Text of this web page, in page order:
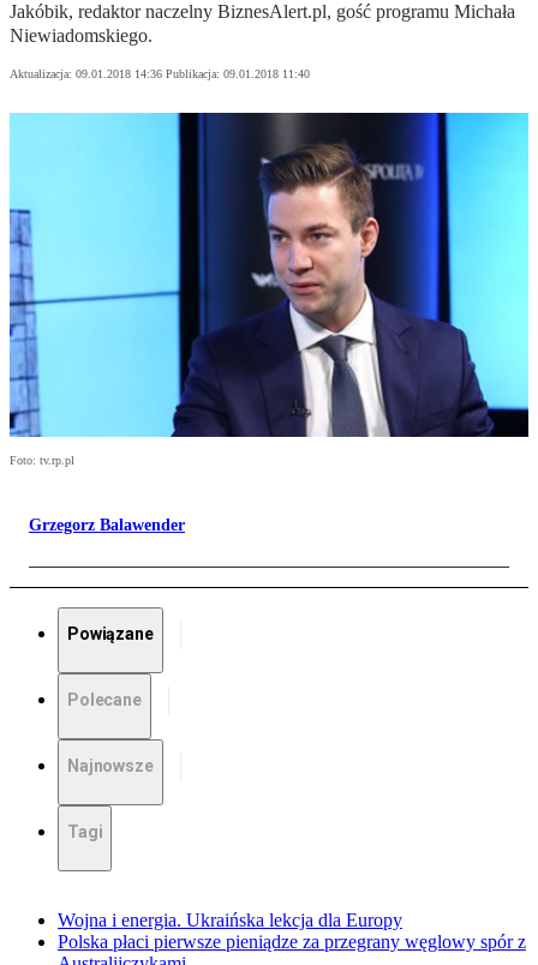
Jakóbik, redaktor naczelny BiznesAlert.pl, gość programu Michała
Niewiadomskiego.
Aktualizacja: 09.01.2018 14:36 Publikacja: 09.01.2018 11:40
Foto: tv.rp.pl
Grzegorz Balawender
Powiązane
Polecane
Najnowsze
Tagi
Wojna i energia. Ukraińska lekcja dla Europy
Polska płaci pierwsze pieniądze za przegrany węglowy spór z